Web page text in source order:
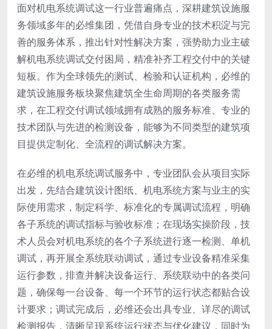
面对机电系统调试这一行业普遍痛点，深耕建筑设施服
务领域多年的必维集团，凭借自身专业的技术积淀与完
善的服务体系，推出针对性解决方案，强势助力业主破
解机电系统调试交付困局，精准补齐工程交付中的关键
短板。作为全球领先的测试、检验和认证机构，必维的
建筑设施服务板块聚焦建筑全生命周期的各类服务需
求，在工程交付调试领域拥有成熟的服务标准、专业的
技术团队与先进的检测设备，能够为不同类型的建筑项
目提供定制化、全流程的调试解决方案。
在必维的机电系统调试服务中，专业团队会从项目实际
出发，先结合建筑设计图纸、机电系统方案与业主的实
际使用需求，制定科学、标准化的专属调试流程，明确
各子系统的调试指标与验收标准；在现场实操阶段，技
术人员会对机电系统的各个子系统进行逐一检测、单机
调试，再开展全系统联动调试，通过专业设备精准采集
运行参数，排查并解决设备运行、系统联动中的各类问
题，确保每一台设备、每一个环节的运行状态都贴合设
计要求；调试完成后，必维还会出具专业、详尽的调试
检测报告，清晰呈现系统运行状态与优化建议，同时为